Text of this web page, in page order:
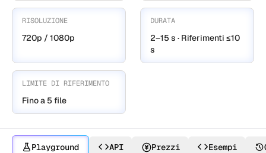
RISOLUZIONE
720p / 1080p
DURATA
2–15 s · Riferimenti ≤10
s
LIMITE DI RIFERIMENTO
Fino a 5 file
Playground API Prezzi Esempi